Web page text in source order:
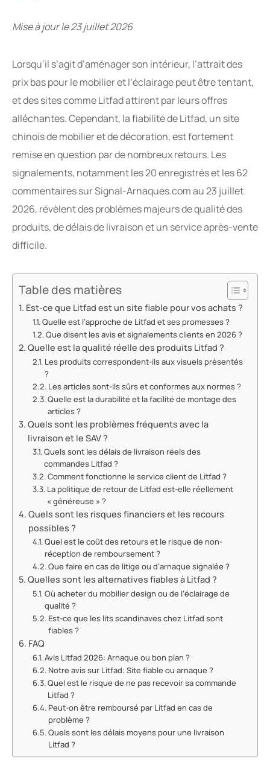
Mise à jour le 23 juillet 2026
Lorsqu’il s’agit d’aménager son intérieur, l’attrait des
prix bas pour le mobilier et l’éclairage peut être tentant,
et des sites comme Litfad attirent par leurs offres
alléchantes. Cependant, la fiabilité de Litfad, un site
chinois de mobilier et de décoration, est fortement
remise en question par de nombreux retours. Les
signalements, notamment les 20 enregistrés et les 62
commentaires sur Signal-Arnaques.com au 23 juillet
2026, révèlent des problèmes majeurs de qualité des
produits, de délais de livraison et un service après-vente
difficile.
Table des matières
Est-ce que Litfad est un site fiable pour vos achats ?
Quelle est l’approche de Litfad et ses promesses ?
Que disent les avis et signalements clients en 2026 ?
Quelle est la qualité réelle des produits Litfad ?
Les produits correspondent-ils aux visuels présentés
?
Les articles sont-ils sûrs et conformes aux normes ?
Quelle est la durabilité et la facilité de montage des
articles ?
Quels sont les problèmes fréquents avec la
livraison et le SAV ?
Quels sont les délais de livraison réels des
commandes Litfad ?
Comment fonctionne le service client de Litfad ?
La politique de retour de Litfad est-elle réellement
« généreuse » ?
Quels sont les risques financiers et les recours
possibles ?
Quel est le coût des retours et le risque de non-
réception de remboursement ?
Que faire en cas de litige ou d’arnaque signalée ?
Quelles sont les alternatives fiables à Litfad ?
Où acheter du mobilier design ou de l’éclairage de
qualité ?
Est-ce que les lits scandinaves chez Litfad sont
fiables ?
FAQ
Avis Litfad 2026: Arnaque ou bon plan ?
Notre avis sur Litfad: Site fiable ou arnaque ?
Quel est le risque de ne pas recevoir sa commande
Litfad ?
Peut-on être remboursé par Litfad en cas de
problème ?
Quels sont les délais moyens pour une livraison
Litfad ?